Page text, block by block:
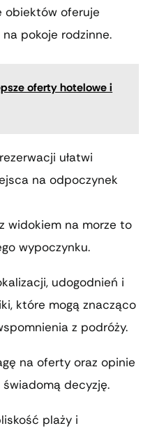
obiektów oferuje
pokoje rodzinne.
oferty hotelowe i
ułatwi
na odpoczynek
widokiem na morze to
wypoczynku.
udogodnień i
które mogą znacząco
z podróży.
na oferty oraz opinie
decyzję.
plaży i